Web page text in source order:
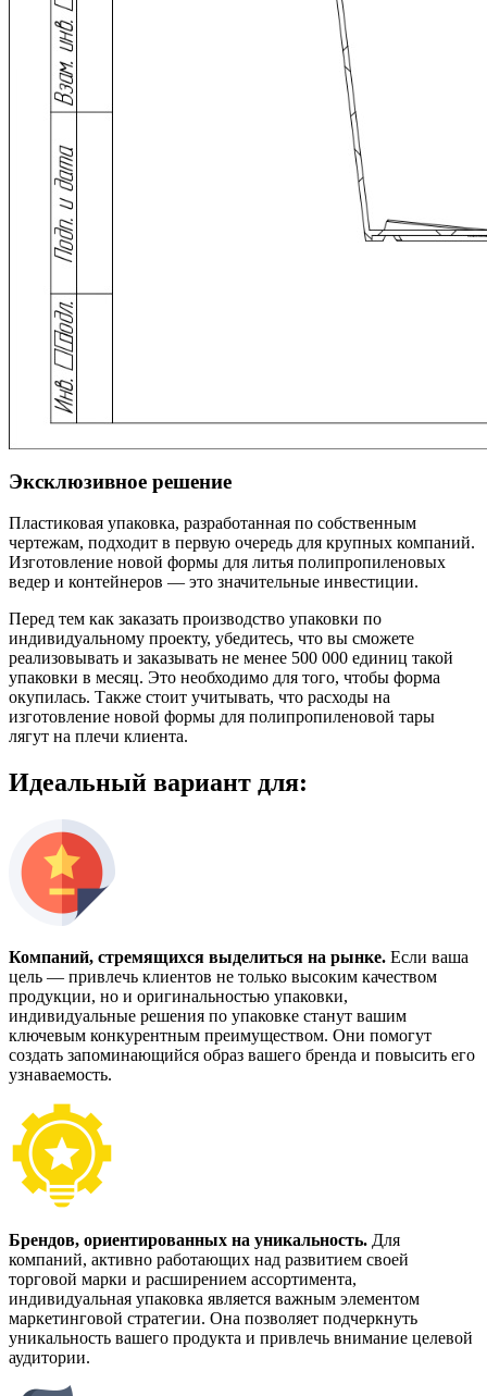
Эксклюзивное решение
Пластиковая упаковка, разработанная по собственным
чертежам, подходит в первую очередь для крупных компаний.
Изготовление новой формы для литья полипропиленовых
ведер и контейнеров — это значительные инвестиции.
Перед тем как заказать производство упаковки по
индивидуальному проекту, убедитесь, что вы сможете
реализовывать и заказывать не менее 500 000 единиц такой
упаковки в месяц. Это необходимо для того, чтобы форма
окупилась. Также стоит учитывать, что расходы на
изготовление новой формы для полипропиленовой тары
лягут на плечи клиента.
Идеальный вариант для:
Компаний, стремящихся выделиться на рынке. Если ваша
цель — привлечь клиентов не только высоким качеством
продукции, но и оригинальностью упаковки,
индивидуальные решения по упаковке станут вашим
ключевым конкурентным преимуществом. Они помогут
создать запоминающийся образ вашего бренда и повысить его
узнаваемость.
Брендов, ориентированных на уникальность. Для
компаний, активно работающих над развитием своей
торговой марки и расширением ассортимента,
индивидуальная упаковка является важным элементом
маркетинговой стратегии. Она позволяет подчеркнуть
уникальность вашего продукта и привлечь внимание целевой
аудитории.